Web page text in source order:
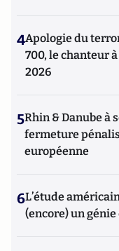
4Apologie du
700, le chanteur à
2026
5Rhin & Danube à
fermeture
européenne
6L’étude
(encore) un